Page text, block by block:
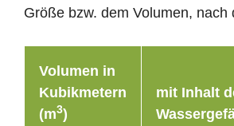
Größe bzw. dem Volumen, nach
Volumen in
Kubikmetern
(m3)
mit Inhalt